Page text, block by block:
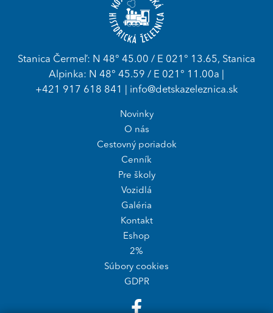
Stanica Čermeľ: N 48° 45.00 / E 021° 13.65, Stanica
Alpinka: N 48° 45.59 / E 021° 11.00a |
+421 917 618 841
info@detskazeleznica.sk
Novinky
O nás
Cestovný poriadok
Cenník
Pre školy
Vozidlá
Galéria
Kontakt
Eshop
2%
Súbory cookies
GDPR